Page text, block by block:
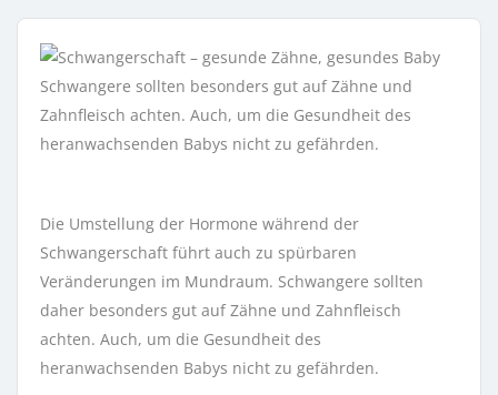
Schwangere sollten besonders gut auf Zähne und
Zahnfleisch achten. Auch, um die Gesundheit des
heranwachsenden Babys nicht zu gefährden.
Die Umstellung der Hormone während der
Schwangerschaft führt auch zu spürbaren
Veränderungen im Mundraum. Schwangere sollten
daher besonders gut auf Zähne und Zahnfleisch
achten. Auch, um die Gesundheit des
heranwachsenden Babys nicht zu gefährden.